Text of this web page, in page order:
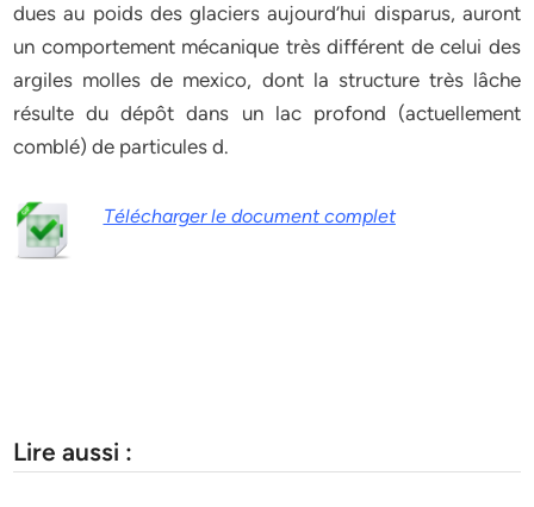
dues au poids des glaciers aujourd’hui disparus, auront
un comportement mécanique très différent de celui des
argiles molles de mexico, dont la structure très lâche
résulte du dépôt dans un lac profond (actuellement
comblé) de particules d.
Télécharger le document complet
Lire aussi :